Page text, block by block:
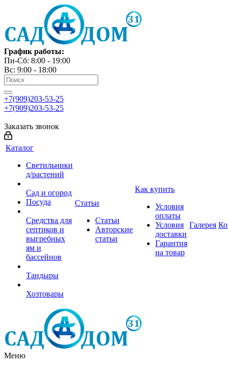
График работы:
Пн-Сб: 8:00 - 19:00
Вс: 9:00 - 18:00
+7(909)203-53-25
+7(909)203-53-25
Заказать звонок
Каталог
Светильники
д/растений
Сад и огород
Посуда
Средства для
септиков и
выгребных
ям и
бассейнов
Тандыры
Хозтовары
Статьи
Статьи
Авторские
статьи
Как купить
Условия
оплаты
Условия
доставки
Гарантия
на товар
Галерея
Меню